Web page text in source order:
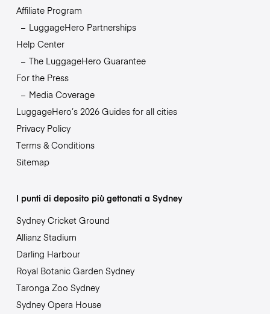
Affiliate Program
LuggageHero Partnerships
Help Center
The LuggageHero Guarantee
For the Press
Media Coverage
LuggageHero’s 2026 Guides for all cities
Privacy Policy
Terms & Conditions
Sitemap
I punti di deposito più gettonati a Sydney
Sydney Cricket Ground
Allianz Stadium
Darling Harbour
Royal Botanic Garden Sydney
Taronga Zoo Sydney
Sydney Opera House